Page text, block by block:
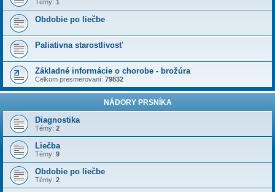
Témy: 1
Obdobie po liečbe
Paliativna starostlivosť
Základné informácie o chorobe - brožúra
Celkom presmerovaní: 79832
NÁDORY PRSNÍKA
Diagnostika
Témy: 2
Liečba
Témy: 9
Obdobie po liečbe
Témy: 2